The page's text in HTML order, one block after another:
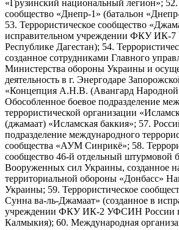
«Грузинский национальный легион»; 52.
сообщество «Днепр-1» (батальон
53. Террористическое сообщество
исправительном учреждении ФКУ ИК-
Республике Дагестан); 54.
созданное сотрудниками Главного
Министерства обороны Украины и
деятельность в г. Энергодаре
«Концепция А.Н.В. (Авангард
Обособленное боевое подразделение
террористической организации
(джамаат) «Исламская баккия»; 57.
подразделение международного
сообщества «АУМ Синрикё»; 58.
сообщество 46-й отдельный штурмовой
Вооруженных сил Украины, созданное на
территориальной обороны «Донбасс»
Украины; 59. Террористическое
Сунна ва-ль-Джамаат» (созданное в
учреждении ФКУ ИК-2 УФСИН России
Калмыкия); 60. Международная